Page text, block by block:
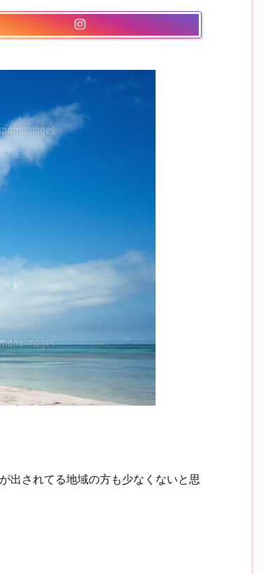
出されてる地域の方も少なくないと思